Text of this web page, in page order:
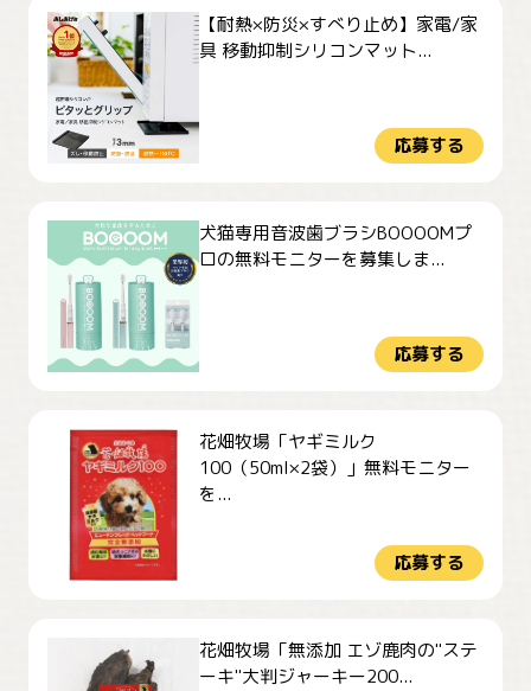
【耐熱×防災×すべり止め】家電/家
具 移動抑制シリコンマット...
応募する
犬猫専用音波歯ブラシBOOOOMプ
ロの無料モニターを募集しま...
応募する
花畑牧場「ヤギミルク
100（50ml×2袋）」無料モニター
を...
応募する
花畑牧場「無添加 エゾ鹿肉の"ステ
ーキ"大判ジャーキー200...